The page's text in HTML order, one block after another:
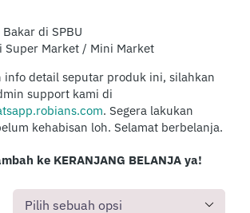
di SPBU
Super Market / Mini Market
info detail seputar produk ini, silahkan
support kami di
. Segera lakukan
kehabisan loh. Selamat berbelanja.
ke KERANJANG BELANJA ya!
